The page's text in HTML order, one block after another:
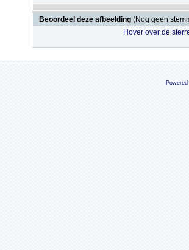
Beoordeel deze afbeelding (Nog geen
Hover over de